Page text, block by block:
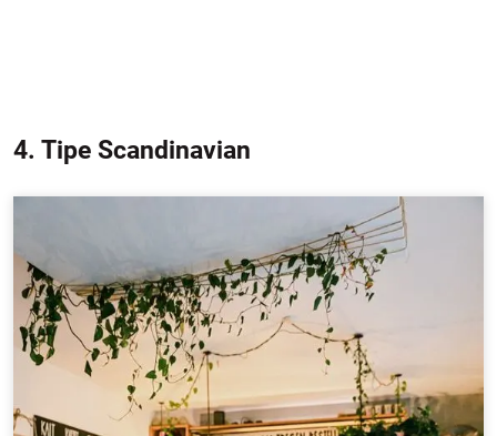
4. Tipe Scandinavian